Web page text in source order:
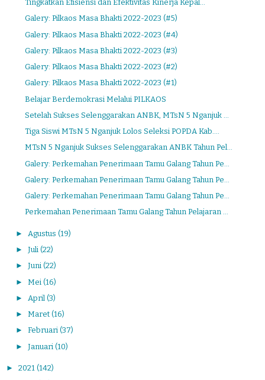
Tingkatkan Efisiensi dan Efektivitas Kinerja Kepal...
Galery: Pilkaos Masa Bhakti 2022-2023 (#5)
Galery: Pilkaos Masa Bhakti 2022-2023 (#4)
Galery: Pilkaos Masa Bhakti 2022-2023 (#3)
Galery: Pilkaos Masa Bhakti 2022-2023 (#2)
Galery: Pilkaos Masa Bhakti 2022-2023 (#1)
Belajar Berdemokrasi Melalui PILKAOS
Setelah Sukses Selenggarakan ANBK, MTsN 5 Nganjuk ...
Tiga Siswi MTsN 5 Nganjuk Lolos Seleksi POPDA Kab....
MTsN 5 Nganjuk Sukses Selenggarakan ANBK Tahun Pel...
Galery: Perkemahan Penerimaan Tamu Galang Tahun Pe...
Galery: Perkemahan Penerimaan Tamu Galang Tahun Pe...
Galery: Perkemahan Penerimaan Tamu Galang Tahun Pe...
Perkemahan Penerimaan Tamu Galang Tahun Pelajaran ...
► Agustus (19)
► Juli (22)
► Juni (22)
► Mei (16)
► April (3)
► Maret (16)
► Februari (37)
► Januari (10)
► 2021 (142)